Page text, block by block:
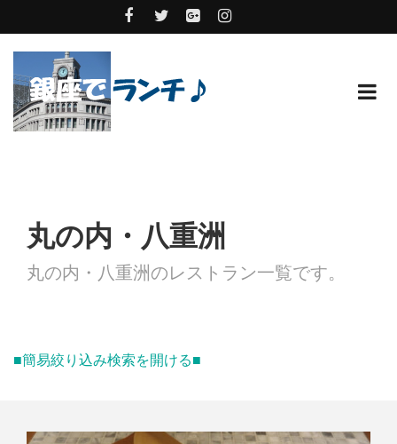
丸の内・八重洲
丸の内・八重洲のレストラン一覧です。
■簡易絞り込み検索を開ける■